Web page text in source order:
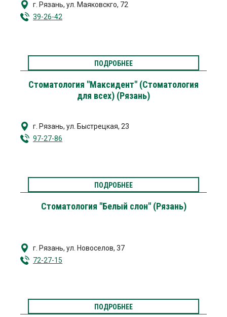
г. Рязань, ул. Маяковскго, 72
39-26-42
ПОДРОБНЕЕ
Стоматология "Максидент" (Стоматология
для всех) (Рязань)
г. Рязань, ул. Быстрецкая, 23
97-27-86
ПОДРОБНЕЕ
Стоматология "Белый слон" (Рязань)
г. Рязань, ул. Новоселов, 37
72-27-15
ПОДРОБНЕЕ